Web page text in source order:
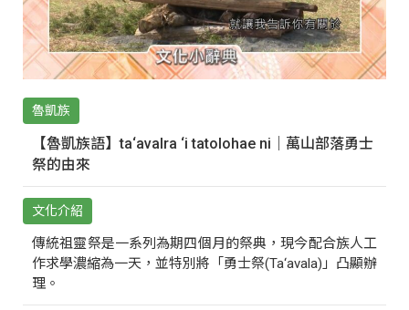
魯凱族
【魯凱族語】ta‘avalra ‘i tatolohae ni｜萬山部落勇士
祭的由來
文化介紹
傳統祖靈祭是一系列為期四個月的祭典，現今配合族人工
作求學濃縮為一天，並特別將「勇士祭(Ta‘avala)」凸顯辦
理。